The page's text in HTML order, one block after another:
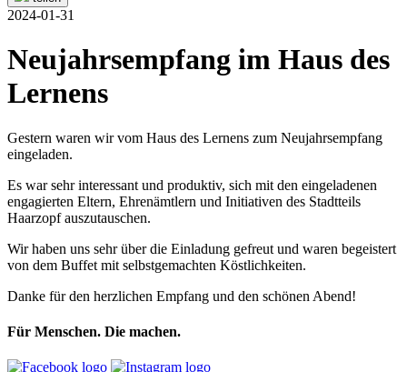
2024-01-31
Neujahrsempfang im Haus des
Lernens
Gestern waren wir vom Haus des Lernens zum Neujahrsempfang
eingeladen.
Es war sehr interessant und produktiv, sich mit den eingeladenen
engagierten Eltern, Ehrenämtlern und Initiativen des Stadtteils
Haarzopf auszutauschen.
Wir haben uns sehr über die Einladung gefreut und waren begeistert
von dem Buffet mit selbstgemachten Köstlichkeiten.
Danke für den herzlichen Empfang und den schönen Abend!
Für Menschen. Die machen.